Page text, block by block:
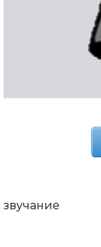
звучание